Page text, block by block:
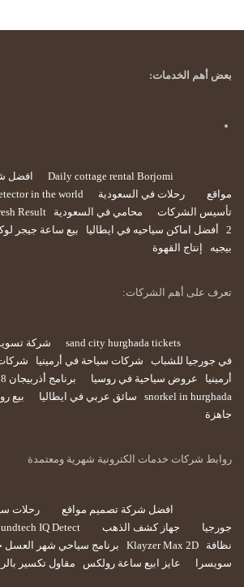
بعض أهم الخدمات:
Daily cottage rental Borjomi
افضل
مواقع
رحلات في السعودية in the world
تأسيس الشركات
محامي في السعودية
Result
2
أفضل اماكن سياحيه في ايطاليا بيع ساعة جيجر
بيجيه
إنتاج القهوة
تعرف على أهم الشركات:
sand city hurghada tickets شركة
في جورجيا للشباب
شركات سياحة في أرمينيا
أرمينيا
عروض سياحية في روسيا برنامج أذربيجان 8 أيام
snorkel in hurghada
سائق عربي في ايطاليا بيع
جاهزة
روابط شركات خدمات الكترونية شهرية ومعتمدة
افضل شركة تصميم مواقع
رحلات
جورجيا
جهاز كشف الذهب IQ Detect
نظافة
Klayzer Max 2D برنامج سياحي شهر العسل
سويسرا
عايز ابيع ساعة رولكس مقاول تكسير